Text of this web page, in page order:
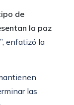
de
la paz
”, enfatizó la
las